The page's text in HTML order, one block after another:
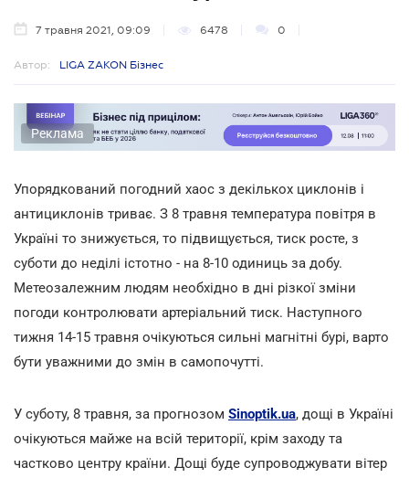
7 травня 2021, 09:09 6478 0
Автор: LIGA ZAKON Бізнес
Реклама
Упорядкований погодний хаос з декількох циклонів і
антициклонів триває. З 8 травня температура повітря в
Україні то знижується, то підвищується, тиск росте, з
суботи до неділі істотно - на 8-10 одиниць за добу.
Метеозалежним людям необхідно в дні різкої зміни
погоди контролювати артеріальний тиск. Наступного
тижня 14-15 травня очікуються сильні магнітні бурі, варто
бути уважними до змін в самопочутті.
У суботу, 8 травня, за прогнозом Sinoptik.ua, дощі в Україні
очікуються майже на всій території, крім заходу та
частково центру країни. Дощі буде супроводжувати вітер